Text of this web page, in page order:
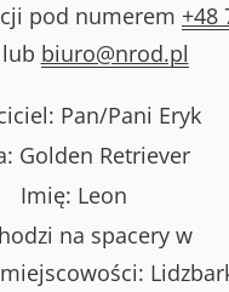
pod numerem +48
biuro@nrod.pl
Pan/Pani Eryk
Golden Retriever
Imię: Leon
na spacery w